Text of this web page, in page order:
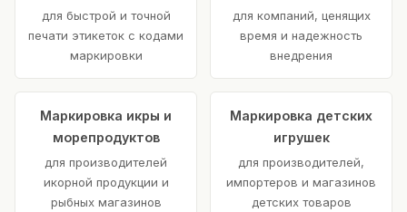
для быстрой и точной
печати этикеток с кодами
маркировки
для компаний, ценящих
время и надежность
внедрения
Маркировка икры и
морепродуктов
для производителей
икорной продукции и
рыбных магазинов
Маркировка детских
игрушек
для производителей,
импортеров и магазинов
детских товаров